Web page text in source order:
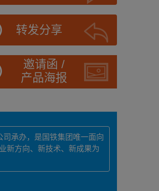
转发分享
邀请函 /
产品海报
司承办，是国铁集团唯一面向
新方向、新技术、新成果为